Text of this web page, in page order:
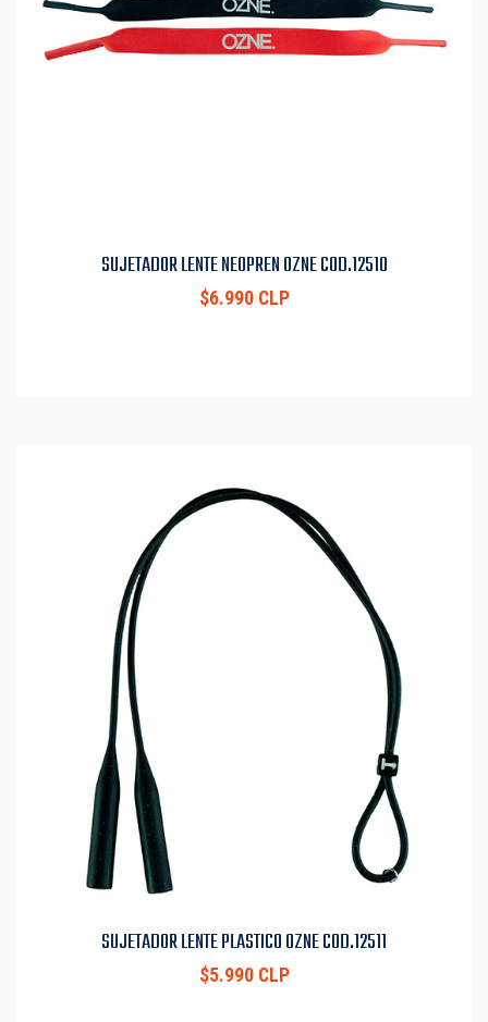
SUJETADOR LENTE NEOPREN OZNE COD.12510
$6.990 CLP
SUJETADOR LENTE PLASTICO OZNE COD.12511
$5.990 CLP